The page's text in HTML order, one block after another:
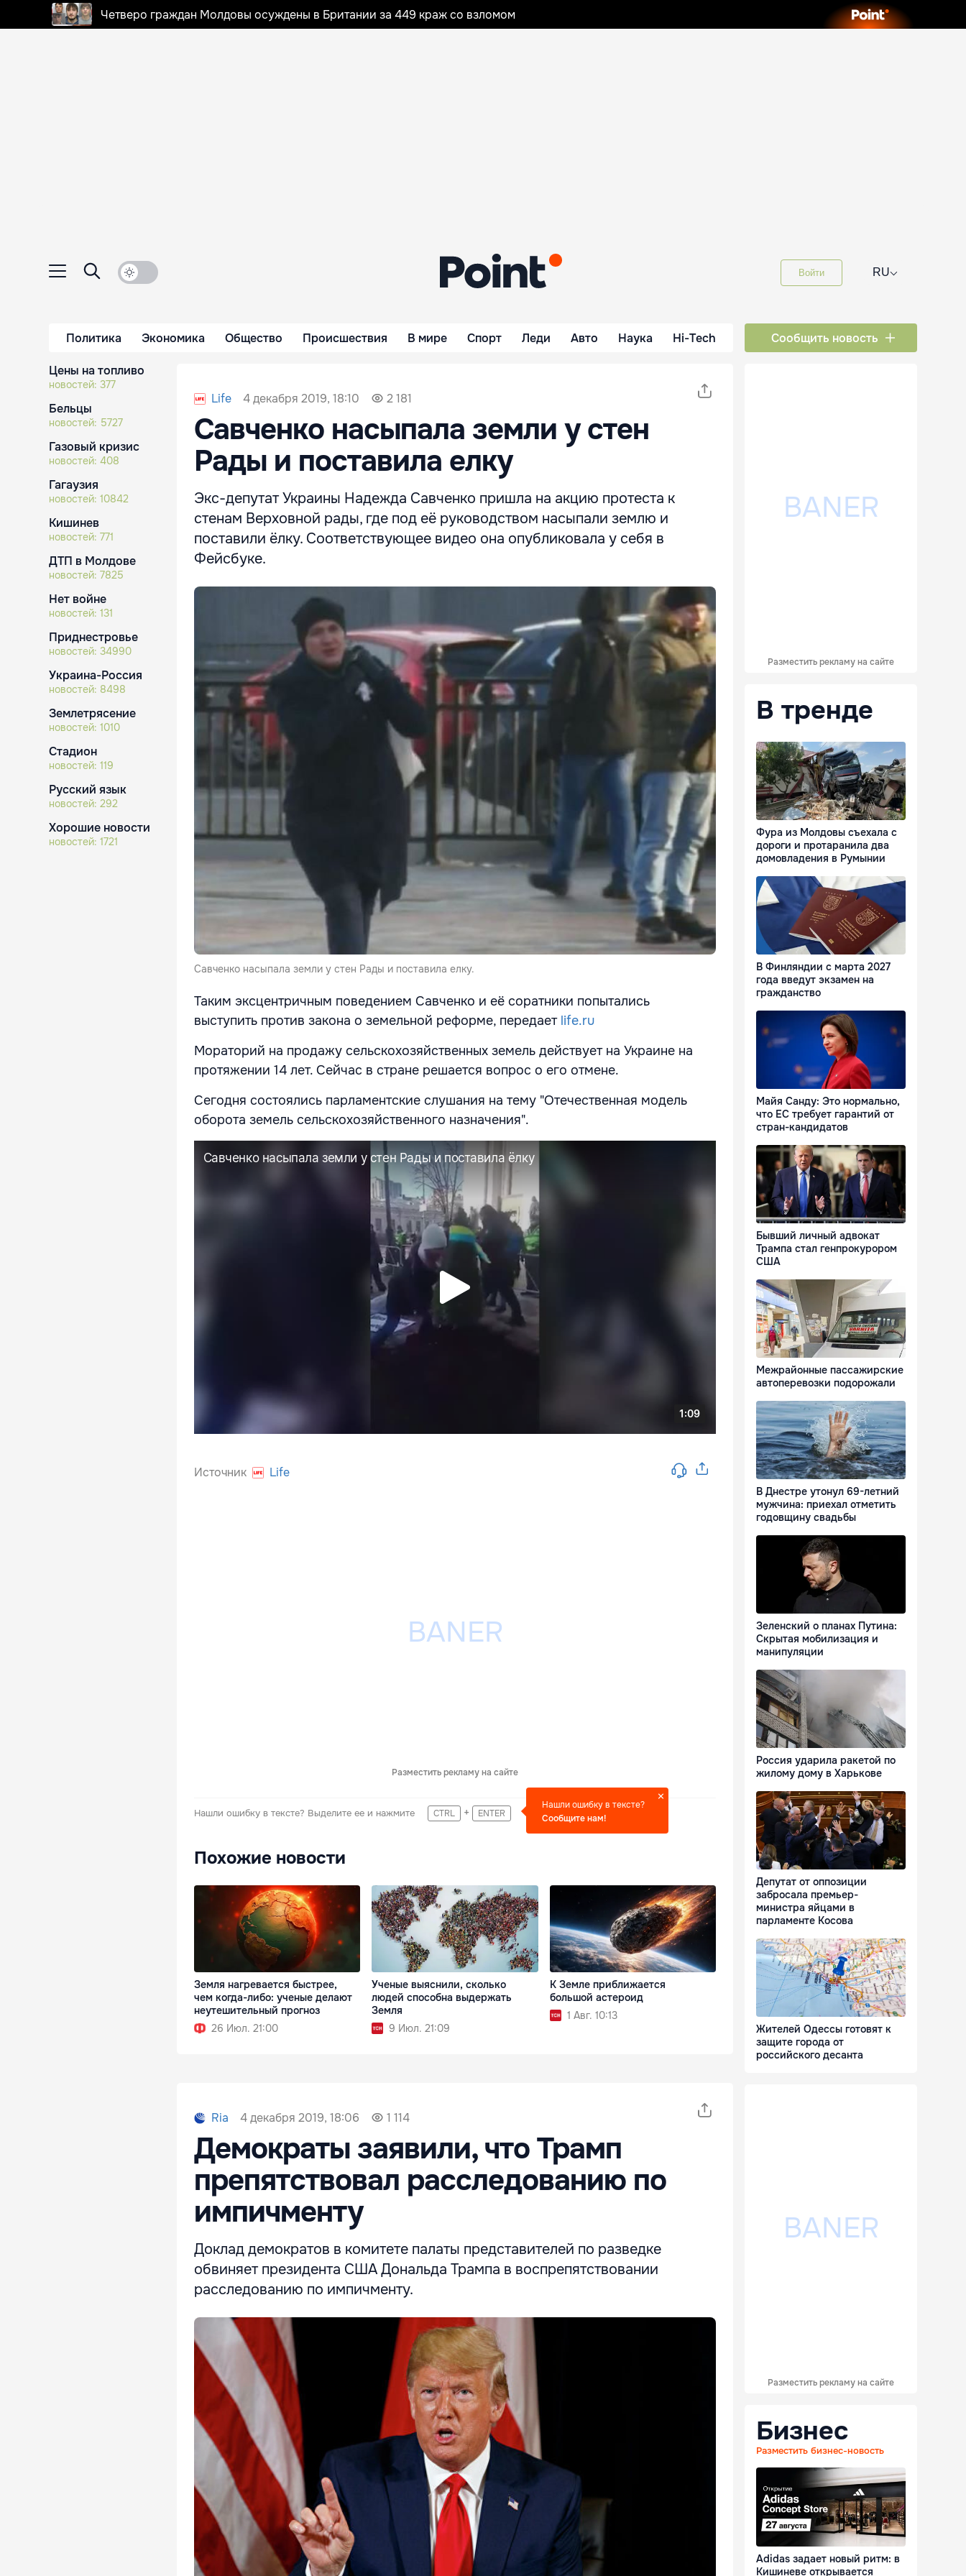
Четверо граждан Молдовы осуждены в Британии за 449 краж со взломом
Войти RU⌵
Политика Экономика Общество Происшествия В мире Спорт Леди Авто Наука Hi-Tech Сообщить новость
Цены на топливо
новостей: 377
Бельцы
новостей: 5727
Газовый кризис
новостей: 408
Гагаузия
новостей: 10842
Кишинев
новостей: 771
ДТП в Молдове
новостей: 7825
Нет войне
новостей: 131
Приднестровье
новостей: 34990
Украина-Россия
новостей: 8498
Землетрясение
новостей: 1010
Стадион
новостей: 119
Русский язык
новостей: 292
Хорошие новости
новостей: 1721
Life 4 декабря 2019, 18:10 2 181
Савченко насыпала земли у стен
Рады и поставила елку
Экс-депутат Украины Надежда Савченко пришла на акцию протеста к
стенам Верховной рады, где под её руководством насыпали землю и
поставили ёлку. Соответствующее видео она опубликовала у себя в
Фейсбуке.
Савченко насыпала земли у стен Рады и поставила елку.
Таким эксцентричным поведением Савченко и её соратники попытались
выступить против закона о земельной реформе, передает life.ru
Мораторий на продажу сельскохозяйственных земель действует на Украине на
протяжении 14 лет. Сейчас в стране решается вопрос о его отмене.
Сегодня состоялись парламентские слушания на тему "Отечественная модель
оборота земель сельскохозяйственного назначения".
Источник Life
Разместить рекламу на сайте
Нашли ошибку в тексте? Выделите ее и нажмите CTRL + ENTER
Нашли ошибку в тексте?
Сообщите нам!
Похожие новости
Земля нагревается быстрее,
чем когда-либо: ученые делают
неутешительный прогноз
26 Июл. 21:00
Ученые выяснили, сколько
людей способна выдержать
Земля
9 Июл. 21:09
К Земле приближается
большой астероид
1 Авг. 10:13
Ria 4 декабря 2019, 18:06 1 114
Демократы заявили, что Трамп
препятствовал расследованию по
импичменту
Доклад демократов в комитете палаты представителей по разведке
обвиняет президента США Дональда Трампа в воспрепятствовании
расследованию по импичменту.
Разместить рекламу на сайте
В тренде
Фура из Молдовы съехала с
дороги и протаранила два
домовладения в Румынии
В Финляндии с марта 2027
года введут экзамен на
гражданство
Майя Санду: Это нормально,
что ЕС требует гарантий от
стран-кандидатов
Бывший личный адвокат
Трампа стал генпрокурором
США
Межрайонные пассажирские
автоперевозки подорожали
В Днестре утонул 69-летний
мужчина: приехал отметить
годовщину свадьбы
Зеленский о планах Путина:
Скрытая мобилизация и
манипуляции
Россия ударила ракетой по
жилому дому в Харькове
Депутат от оппозиции
забросала премьер-
министра яйцами в
парламенте Косова
Жителей Одессы готовят к
защите города от
российского десанта
Разместить рекламу на сайте
Бизнес
Разместить бизнес-новость
Adidas задает новый ритм: в
Кишиневе открывается